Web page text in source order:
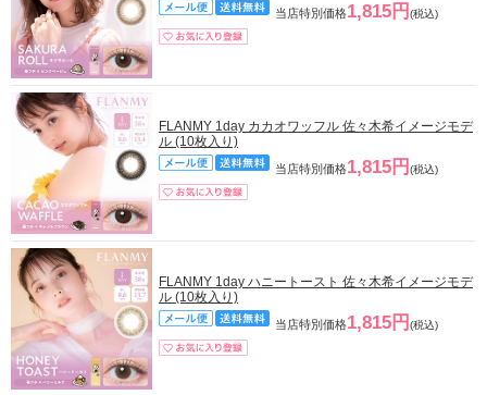
当店特別価格1,815円 (税込)
FLANMY 1day カカオワッフル 佐々木希イメージモデ
ル (10枚入り)
当店特別価格1,815円 (税込)
FLANMY 1day ハニートースト 佐々木希イメージモデ
ル (10枚入り)
当店特別価格1,815円 (税込)